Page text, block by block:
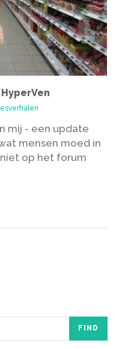
mij - een update
mensen moed in
op het forum
FIND